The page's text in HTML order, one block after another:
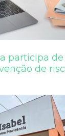
participa
de